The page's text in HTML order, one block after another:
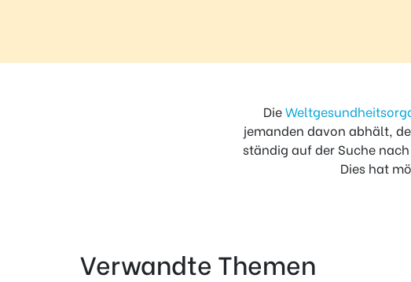
Die
jemanden davon abhält,
ständig auf der Suche
Dies hat
Verwandte Themen